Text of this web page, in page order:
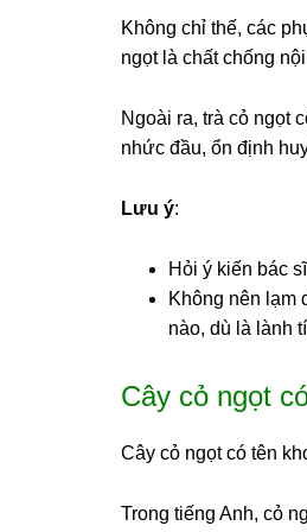
Không chỉ thế, các
ngọt là chất chống
Ngoài ra, trà cỏ ngọt
nhức đầu, ổn định
Lưu ý:
Hỏi ý kiến bác
Không nên lạm
nào, dù là lành
Cây cỏ ngọt
Cây cỏ ngọt có tên
Trong tiếng Anh, cỏ